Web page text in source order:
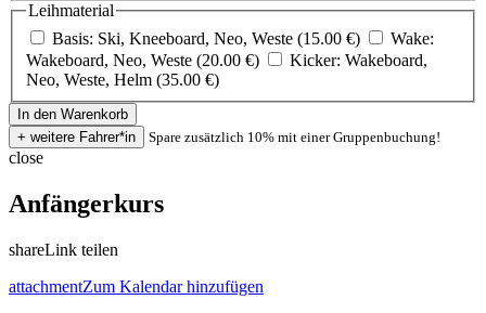
Leihmaterial
Basis: Ski, Kneeboard, Neo, Weste (15.00 €)
Wake:
Wakeboard, Neo, Weste (20.00 €)
Kicker: Wakeboard,
Neo, Weste, Helm (35.00 €)
Spare zusätzlich 10% mit einer Gruppenbuchung!
close
Anfängerkurs
shareLink teilen
attachmentZum Kalendar hinzufügen